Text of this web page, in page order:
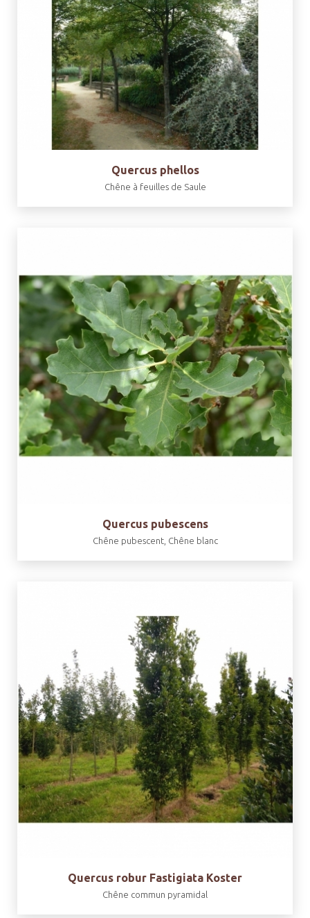
Quercus phellos
Chêne à feuilles de Saule
Quercus pubescens
Chêne pubescent, Chêne blanc
Quercus robur Fastigiata Koster
Chêne commun pyramidal